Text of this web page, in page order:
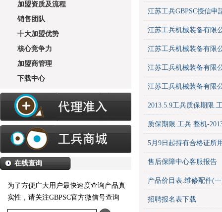
加盟资质及流程
销售团队
十大加盟优势
核心竞争力
加盟商管理
下载中心
在线查询
为了方便广大用户最快速度查询产品真
实性，请关注GBPSC官方微信号查询
江苏工兵GBPSC授信申
江苏工兵机械装备有限
江苏工兵机械装备有限
江苏工兵机械装备有限
江苏工兵机械装备有限
2013.5.9工兵质保期限.
质保期限.工兵.整机-
5月9日起持有合格证所
售后保障中心客服报告
产品价目表.维修配件(
招聘报名表下载